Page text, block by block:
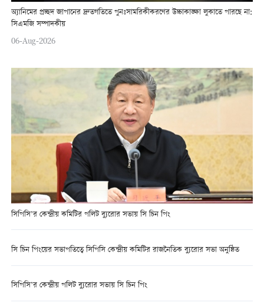
অ্যানিমের প্রচ্ছদ জাপানের দ্রুতগতিতে পুনঃসামরিকীকরণের উচ্চাকাঙ্ক্ষা লুকাতে পারছে না:
সিএমজি সম্পাদকীয়
06-Aug-2026
সিপিসি’র কেন্দ্রীয় কমিটির পলিট ব্যুরোর সভায় সি চিন পিং
সি চিন পিংয়ের সভাপতিত্বে সিপিসি কেন্দ্রীয় কমিটির রাজনৈতিক ব্যুরোর সভা অনুষ্ঠিত
সিপিসি’র কেন্দ্রীয় পলিট ব্যুরোর সভায় সি চিন পিং